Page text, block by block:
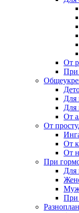
От
При
Для
Для
От
От
От
От
При
Для
При